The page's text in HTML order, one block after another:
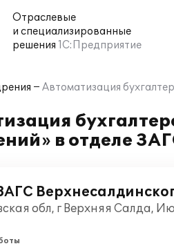
Отраслевые
и специализированные
решения 1С:Предприятие
Автоматизация
в отделе
обл, г Верхняя Салда,